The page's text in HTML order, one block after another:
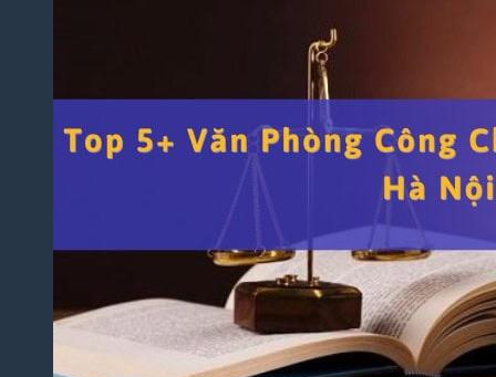
Tử
Dịch
Thuật
Thuật
Dựng,
Hồ Sơ
Dự